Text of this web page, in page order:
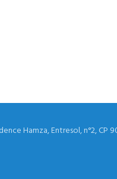
Hamza, Entresol, n°2, CP